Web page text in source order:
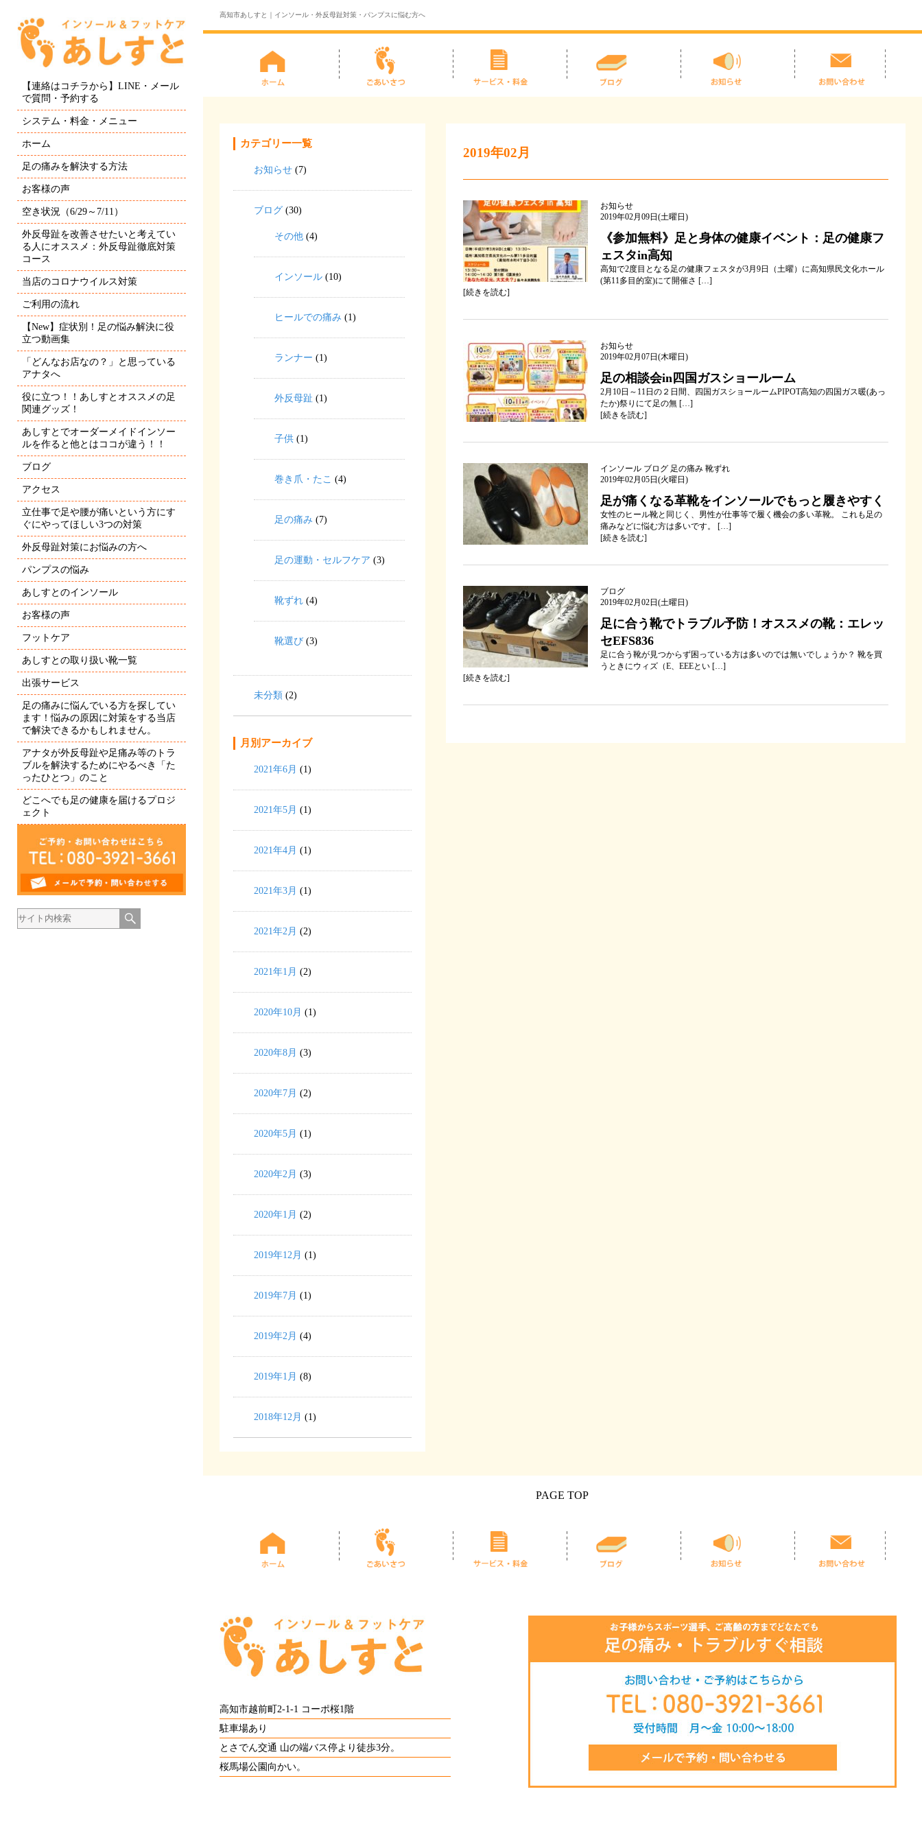
【連絡はコチラから】LINE・メール
で質問・予約する
システム・料金・メニュー
ホーム
足の痛みを解決する方法
お客様の声
空き状況（6/29～7/11）
外反母趾を改善させたいと考えてい
る人にオススメ：外反母趾徹底対策
コース
当店のコロナウイルス対策
ご利用の流れ
【New】症状別！足の悩み解決に役
立つ動画集
「どんなお店なの？」と思っている
アナタへ
役に立つ！！あしすとオススメの足
関連グッズ！
あしすとでオーダーメイドインソー
ルを作ると他とはココが違う！！
ブログ
アクセス
立仕事で足や腰が痛いという方にす
ぐにやってほしい3つの対策
外反母趾対策にお悩みの方へ
パンプスの悩み
あしすとのインソール
お客様の声
フットケア
あしすとの取り扱い靴一覧
出張サービス
足の痛みに悩んでいる方を探してい
ます！悩みの原因に対策をする当店
で解決できるかもしれません。
アナタが外反母趾や足痛み等のトラ
ブルを解決するためにやるべき「た
ったひとつ」のこと
どこへでも足の健康を届けるプロジ
ェクト
高知市あしすと｜インソール・外反母趾対策・パンプスに悩む方へ
2019年02月
お知らせ
2019年02月09日(土曜日)
《参加無料》足と身体の健康イベント：足の健康フ
ェスタin高知
高知で2度目となる足の健康フェスタが3月9日（土曜）に高知県民文化ホール
(第11多目的室)にて開催さ […]
[続きを読む]
お知らせ
2019年02月07日(木曜日)
足の相談会in四国ガスショールーム
2月10日～11日の２日間、四国ガスショールームPIPOT高知の四国ガス暖(あっ
たか)祭りにて足の無 […]
[続きを読む]
インソール ブログ 足の痛み 靴ずれ
2019年02月05日(火曜日)
足が痛くなる革靴をインソールでもっと履きやすく
女性のヒール靴と同じく、男性が仕事等で履く機会の多い革靴。 これも足の
痛みなどに悩む方は多いです。 […]
[続きを読む]
ブログ
2019年02月02日(土曜日)
足に合う靴でトラブル予防！オススメの靴：エレッ
セEFS836
足に合う靴が見つからず困っている方は多いのでは無いでしょうか？ 靴を買
うときにウィズ（E、EEEとい […]
[続きを読む]
カテゴリー一覧
お知らせ(7)
ブログ(30)
その他(4)
インソール(10)
ヒールでの痛み (1)
ランナー (1)
外反母趾 (1)
子供(1)
巻き爪・たこ (4)
足の痛み (7)
足の運動・セルフケア (3)
靴ずれ(4)
靴選び(3)
未分類 (2)
月別アーカイブ
2021年6月 (1)
2021年5月 (1)
2021年4月 (1)
2021年3月 (1)
2021年2月 (2)
2021年1月 (2)
2020年10月 (1)
2020年8月 (3)
2020年7月 (2)
2020年5月 (1)
2020年2月 (3)
2020年1月 (2)
2019年12月 (1)
2019年7月 (1)
2019年2月 (4)
2019年1月 (8)
2018年12月 (1)
PAGE TOP
高知市越前町2-1-1 コーポ桜1階
駐車場あり
とさでん交通 山の端バス停より徒歩3分。
桜馬場公園向かい。